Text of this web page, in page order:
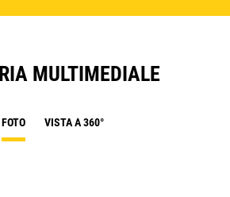
MULTIMEDIALE
FOTO VISTA A 360°